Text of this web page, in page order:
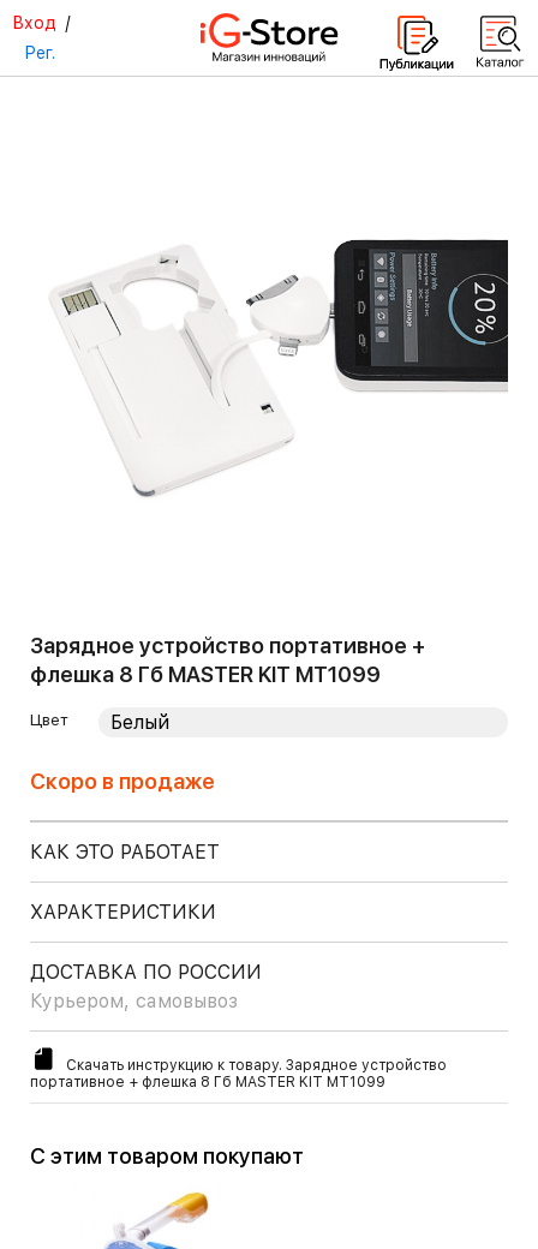
Вход /
Рег.
Зарядное устройство портативное +
флешка 8 Гб MASTER KIT MT1099
Цвет
Скоро в продаже
КАК ЭТО РАБОТАЕТ
ХАРАКТЕРИСТИКИ
ДОСТАВКА ПО РОССИИ
Курьером, самовывоз
Скачать инструкцию к товару. Зарядное устройство
портативное + флешка 8 Гб MASTER KIT MT1099
С этим товаром покупают